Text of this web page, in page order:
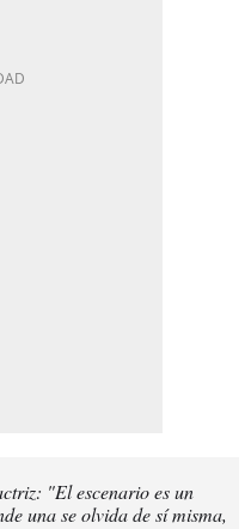
"El escenario es un
una se olvida de sí misma,